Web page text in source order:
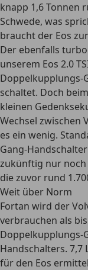
knapp 1,6 Tonnen
Schwede, was
braucht der Eos
Der ebenfalls
unserem Eos 2.0
Doppelkupplungs-
schaltet. Doch
kleinen
Wechsel zwischen
es ein wenig.
Gang-
zukünftig nur noch
die zuvor rund
Weit über Norm
Fortan wird der
verbrauchen als
Doppelkupplungs-
Handschalters. 7,7
für den Eos